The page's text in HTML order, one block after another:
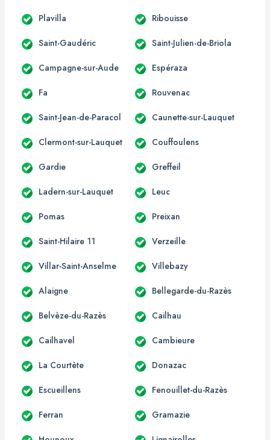
Plavilla Ribouisse
Saint-Gaudéric Saint-Julien-de-Briola
Campagne-sur-Aude Espéraza
Fa Rouvenac
Saint-Jean-de-Paracol Caunette-sur-Lauquet
Clermont-sur-Lauquet Couffoulens
Gardie Greffeil
Ladern-sur-Lauquet Leuc
Pomas Preixan
Saint-Hilaire 11 Verzeille
Villar-Saint-Anselme Villebazy
Alaigne Bellegarde-du-Razès
Belvèze-du-Razès Cailhau
Cailhavel Cambieure
La Courtète Donazac
Escueillens Fenouillet-du-Razès
Ferran Gramazie